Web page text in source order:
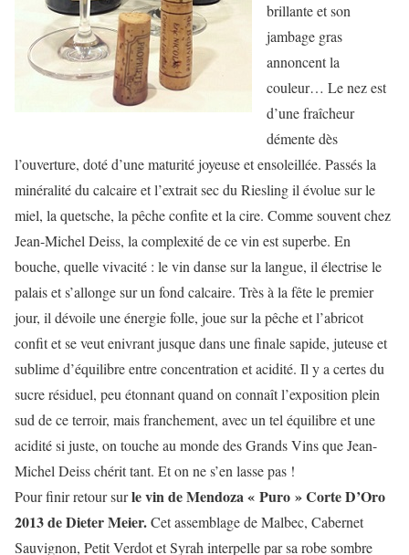
brillante et son
jambage gras
annoncent la
couleur… Le nez est
d’une fraîcheur
démente dès
l’ouverture, doté d’une maturité joyeuse et ensoleillée. Passés la
minéralité du calcaire et l’extrait sec du Riesling il évolue sur le
miel, la quetsche, la pêche confite et la cire. Comme souvent chez
Jean-Michel Deiss, la complexité de ce vin est superbe. En
bouche, quelle vivacité : le vin danse sur la langue, il électrise le
palais et s’allonge sur un fond calcaire. Très à la fête le premier
jour, il dévoile une énergie folle, joue sur la pêche et l’abricot
confit et se veut enivrant jusque dans une finale sapide, juteuse et
sublime d’équilibre entre concentration et acidité. Il y a certes du
sucre résiduel, peu étonnant quand on connaît l’exposition plein
sud de ce terroir, mais franchement, avec un tel équilibre et une
acidité si juste, on touche au monde des Grands Vins que Jean-
Michel Deiss chérit tant. Et on ne s’en lasse pas !
Pour finir retour surle vin deMendoza « Puro » Corte D’Oro
2013 de Dieter Meier.Cet assemblage de Malbec, Cabernet
Sauvignon, Petit Verdot et Syrah interpelle par sa robe sombre